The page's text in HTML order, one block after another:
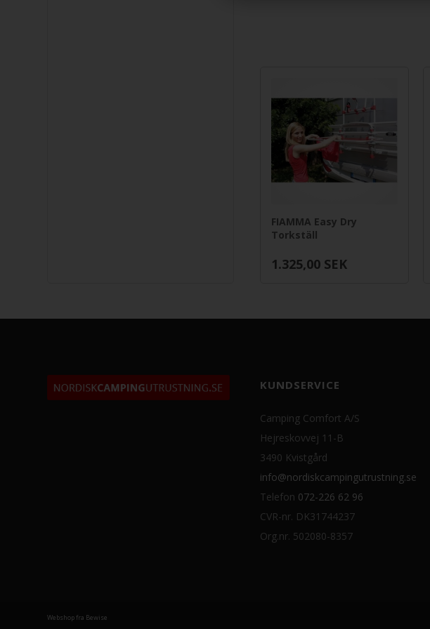
FIAMMA Easy Dry
Torkställ
1.325,00 SEK
KUNDSERVICE
Camping Comfort A/S
Hejreskovvej 11-B
3490 Kvistgård
info@nordiskcampingutrustning.se
Telefon 072-226 62 96
CVR-nr. DK31744237
Org.nr. 502080-8357
Webshop fra Bewise